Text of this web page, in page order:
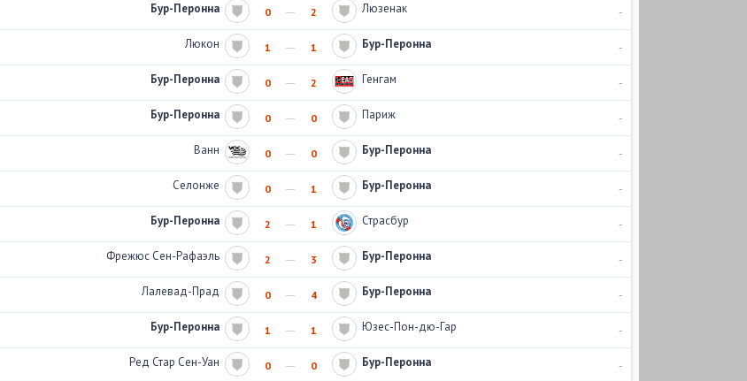
Бур-Перонна 0 2 Люзенак -
Люкон 1 1 Бур-Перонна -
Бур-Перонна 0 2 Генгам -
Бур-Перонна 0 0 Париж -
Ванн 0 0 Бур-Перонна -
Селонже 0 1 Бур-Перонна -
Бур-Перонна 2 1 Страсбур -
Фрежюс Сен-Рафаэль 2 3 Бур-Перонна -
Лалевад-Прад 0 4 Бур-Перонна -
Бур-Перонна 1 1 Юзес-Пон-дю-Гар -
Ред Стар Сен-Уан 0 0 Бур-Перонна -